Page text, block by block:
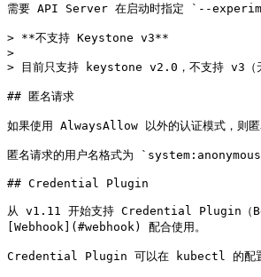
需要 API Server 在启动时指定 `--
> **不支持 Keystone v3**
>
> 目前只支持 keystone v2.0，不支持 v3（
## 匿名请求
如果使用 AlwaysAllow 以外的认证模式，则
匿名请求的用户名格式为
## Credential Plugin
从 v1.11 开始支持 Credential Plugin（Beta
[Webhook](#webhook) 配合使用。
Credential Plugin 可以在 kubectl 的配置